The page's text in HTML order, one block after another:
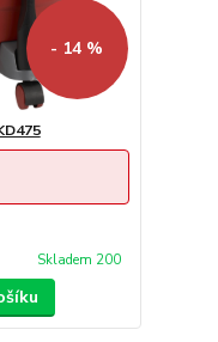
- 14 %
Skladem 200